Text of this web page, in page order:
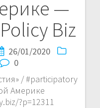
—
Biz
26/01/2020
0
/ #participatory
Америке
?p=12311